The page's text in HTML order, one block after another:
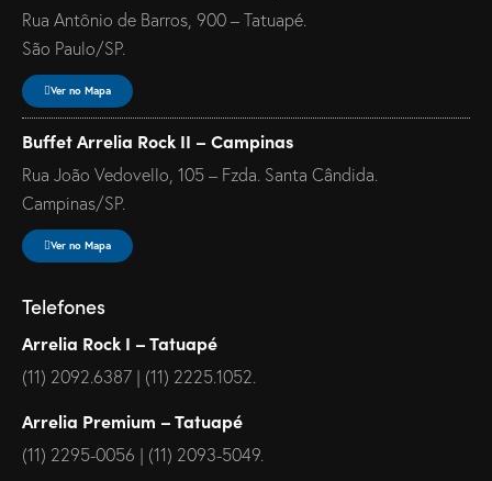
Rua Antônio de Barros, 900 – Tatuapé.
São Paulo/SP.
Ver no Mapa
Buffet Arrelia Rock II – Campinas
Rua João Vedovello, 105 – Fzda. Santa Cândida.
Campinas/SP.
Ver no Mapa
Telefones
Arrelia Rock I – Tatuapé
(11) 2092.6387 | (11) 2225.1052.
Arrelia Premium – Tatuapé
(11) 2295-0056 | (11) 2093-5049.